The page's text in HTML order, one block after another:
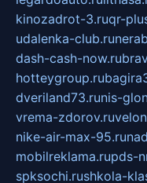
kinozadrot-3.ruqr-
udalenka-club.ru
dash-cash-now.ru
hotteygroup.ru
dveriland73.runis-
vrema-zdorov.ru
nike-air-max-95.ru
mobilreklama.rupds-
spksochi.rushkola-